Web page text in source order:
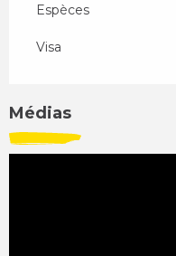
Espèces
Visa
Médias